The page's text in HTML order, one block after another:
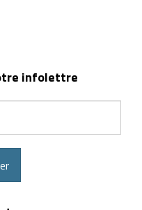
infolettre